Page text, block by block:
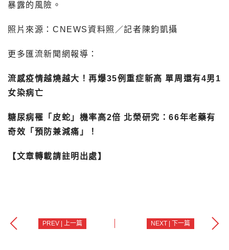
暴露的風險。
照片來源：CNEWS資料照／記者陳鈞凱攝
更多匯流新聞網報導：
流感疫情越燒越大！再爆35例重症新高 單周還有4男1
女染病亡
糖尿病罹「皮蛇」機率高2倍 北榮研究：66年老藥有
奇效「預防兼減痛」！
【文章轉載請註明出處】
PREV | 上一篇 NEXT | 下一篇